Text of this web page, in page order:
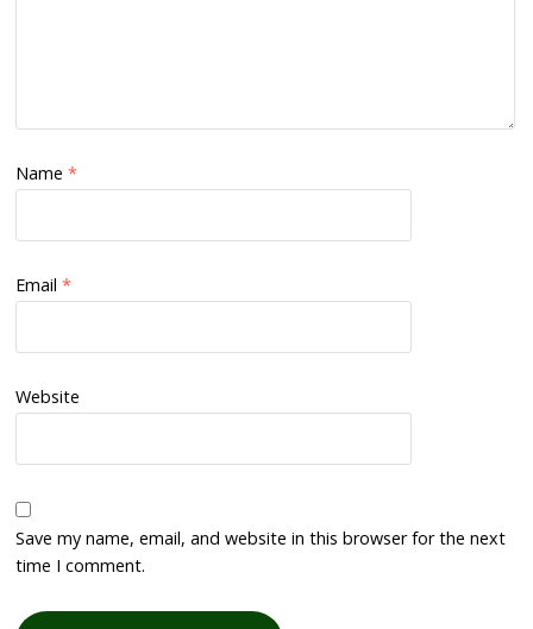
Name*
Email*
Website
Save my name, email, and website in this browser for the next
time I comment.